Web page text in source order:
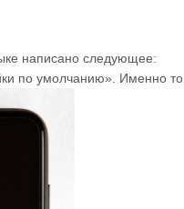
написано следующее:
по умолчанию». Именно то,